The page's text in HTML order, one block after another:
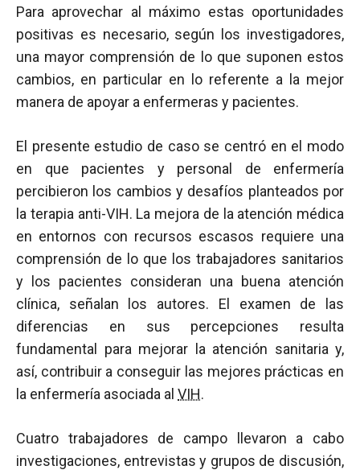
Para aprovechar al máximo estas oportunidades
positivas es necesario, según los investigadores,
una mayor comprensión de lo que suponen estos
cambios, en particular en lo referente a la mejor
manera de apoyar a enfermeras y pacientes.
El presente estudio de caso se centró en el modo
en que pacientes y personal de enfermería
percibieron los cambios y desafíos planteados por
la terapia anti-VIH. La mejora de la atención médica
en entornos con recursos escasos requiere una
comprensión de lo que los trabajadores sanitarios
y los pacientes consideran una buena atención
clínica, señalan los autores. El examen de las
diferencias en sus percepciones resulta
fundamental para mejorar la atención sanitaria y,
así, contribuir a conseguir las mejores prácticas en
la enfermería asociada al VIH.
Cuatro trabajadores de campo llevaron a cabo
investigaciones, entrevistas y grupos de discusión,